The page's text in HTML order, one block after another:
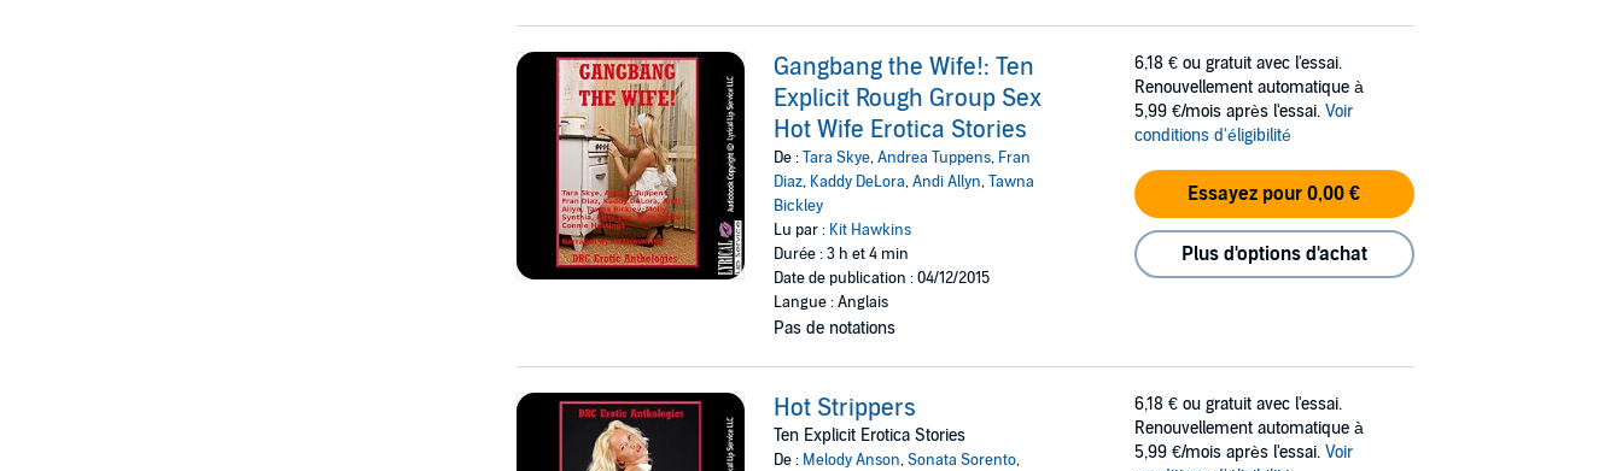
Gangbang the Wife!: Ten
Explicit Rough Group Sex
Hot Wife Erotica Stories
De :Tara Skye,Andrea Tuppens, Fran
Diaz, Kaddy DeLora,Andi Allyn,Tawna
Bickley
Lu par : Kit Hawkins
Durée : 3 h et 4 min
Date de publication : 04/12/2015
Langue : Anglais
Pas de notations
6,18 € ou gratuit avec l'essai.
Renouvellement automatique à
5,99 €/mois après l'essai. Voir
conditions d'éligibilité
Essayez pour 0,00 €
Plus d'options d'achat
Hot Strippers
Ten Explicit Erotica Stories
De : Melody Anson,Sonata Sorento,
6,18 € ou gratuit avec l'essai.
Renouvellement automatique à
5,99 €/mois après l'essai. Voir